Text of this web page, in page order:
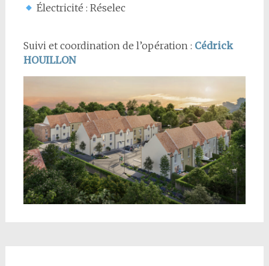
Électricité : Réselec
Suivi et coordination de l’opération : Cédrick
HOUILLON